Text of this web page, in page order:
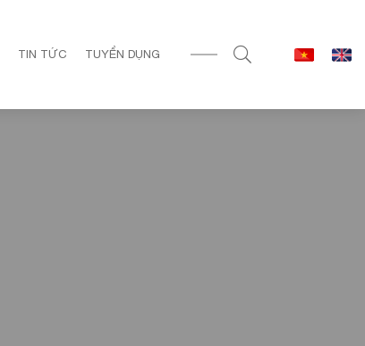
TIN TỨC TUYỂN DỤNG